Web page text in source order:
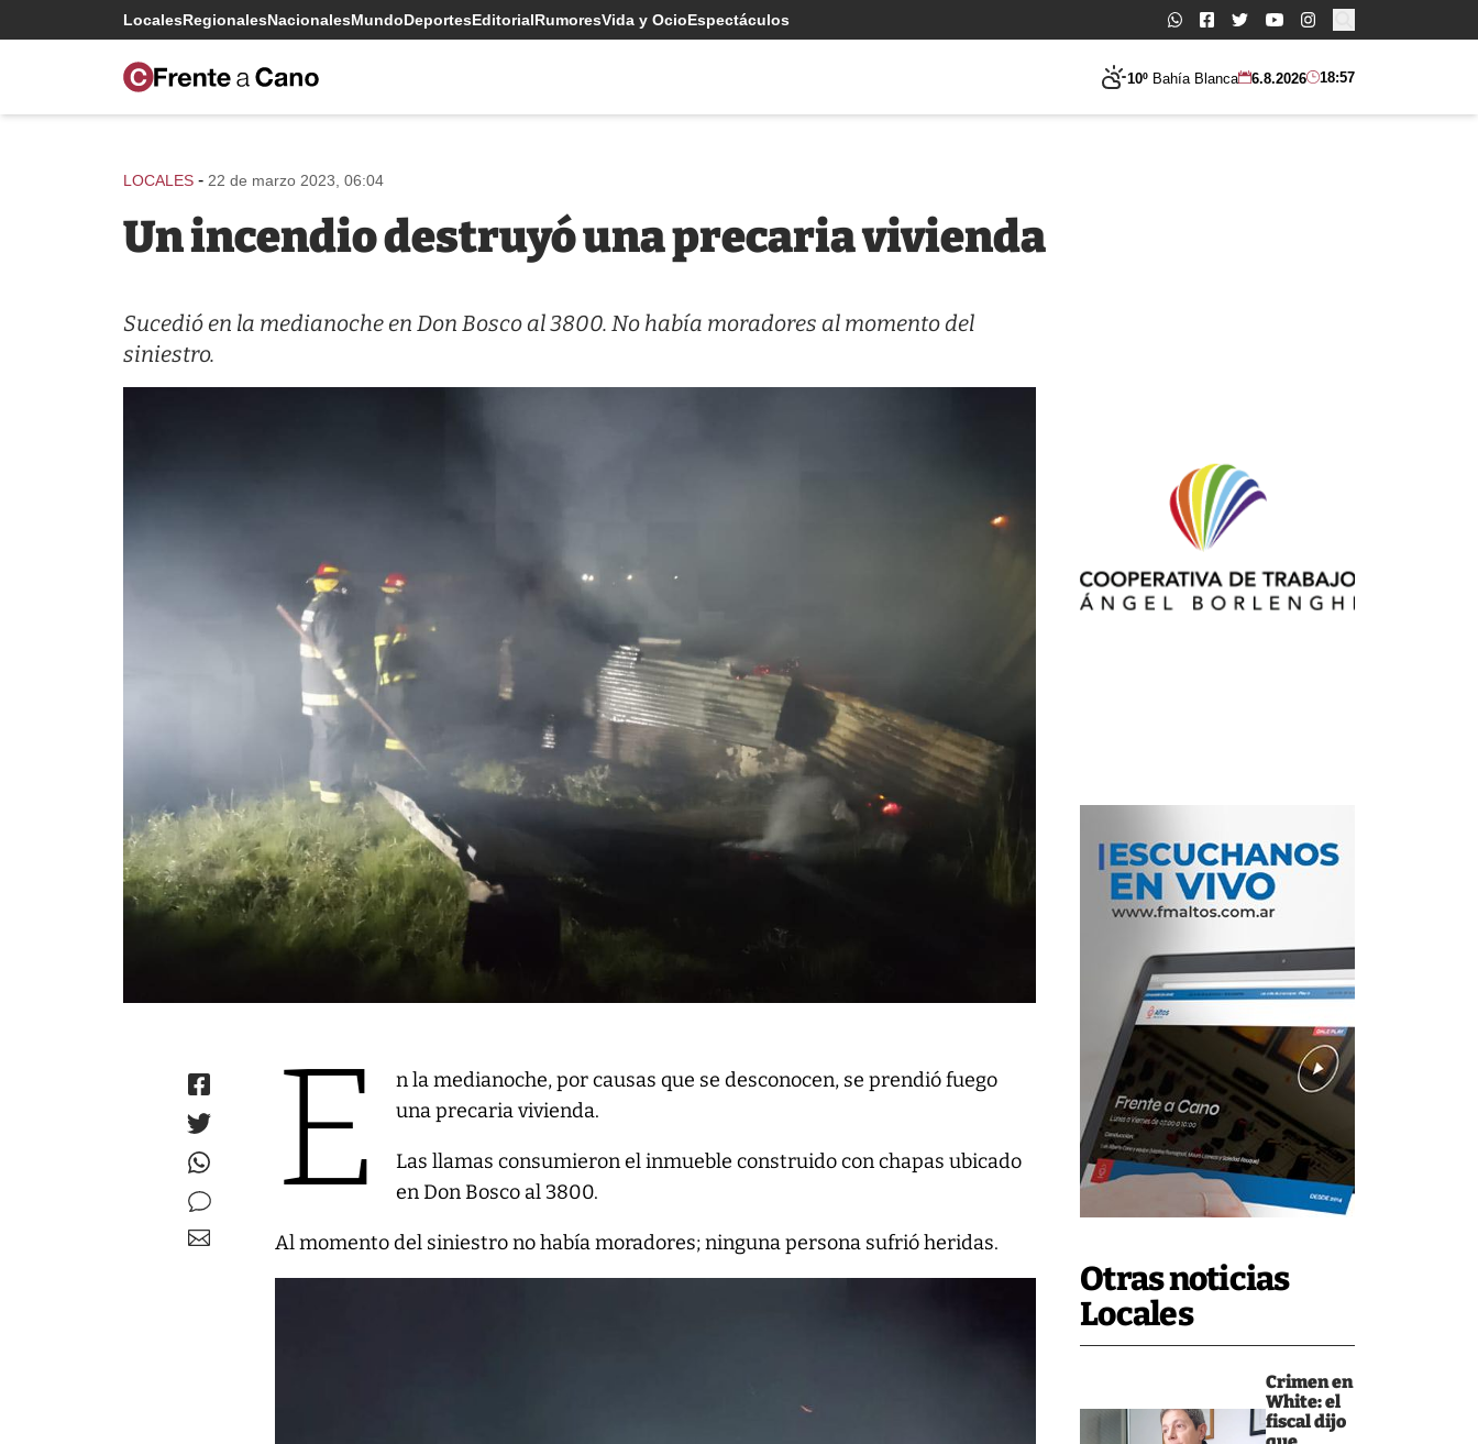
LocalesRegionalesNacionalesMundoDeportesEditorialRumoresVida y OcioEspectáculos Buscar:
10º Bahía Blanca 6.8.2026 18:57
Otras noticias
Locales
Crimen en
White: el
fiscal dijo
LOCALES - 22 de marzo 2023, 06:04
Un incendio destruyó una precaria vivienda
Sucedió en la medianoche en Don Bosco al 3800. No había moradores al momento del
siniestro.
E
n la medianoche, por causas que se desconocen, se prendió fuego
una precaria vivienda.
Las llamas consumieron el inmueble construido con chapas ubicado
en Don Bosco al 3800.
Al momento del siniestro no había moradores; ninguna persona sufrió heridas.